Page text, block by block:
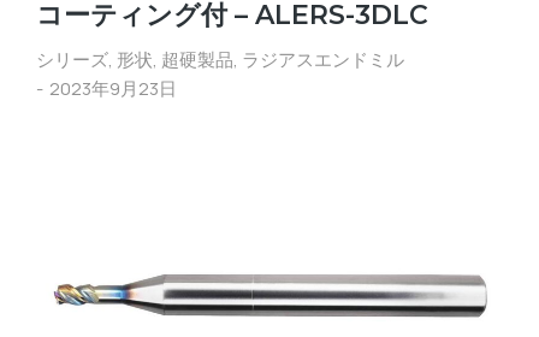
コーティング付 – ALERS-3DLC
シリーズ, 形状, 超硬製品, ラジアスエンドミル
2023年9月23日